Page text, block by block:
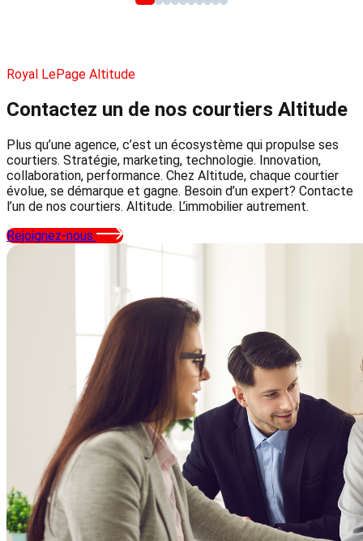
Royal LePage Altitude
Contactez un de nos courtiers Altitude
Plus qu’une agence, c’est un écosystème qui propulse ses
courtiers. Stratégie, marketing, technologie. Innovation,
collaboration, performance. Chez Altitude, chaque courtier
évolue, se démarque et gagne. Besoin d’un expert? Contacte
l’un de nos courtiers. Altitude. L’immobilier autrement.
Rejoignez-nous